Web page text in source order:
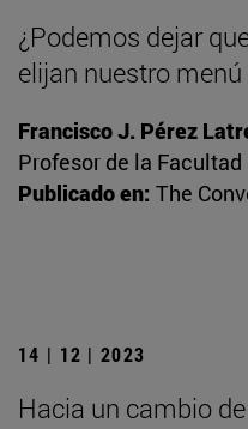
¿Podemos dejar
elijan nuestro
Francisco J. Pérez
Profesor de la
Publicado en: The
14 | 12 | 2023
Hacia un cambio